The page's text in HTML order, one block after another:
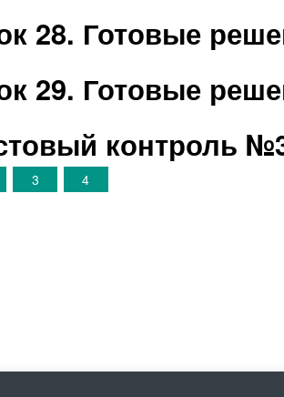
28. Готовые
29. Готовые
контроль
3 4